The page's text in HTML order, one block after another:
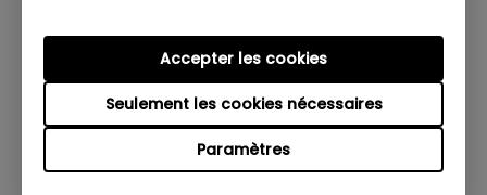
Paramètres
Seulement les cookies nécessaires
Accepter les cookies
accompagnés (i) des matériaux d’expédition
et d’emballage d’origine, (ii) d’une description
du symptôme du Produit BenQ et (iii) d’une
preuve du lieu et de la date d’achat. Le
numéro RMA doit être clairement inscrit sur